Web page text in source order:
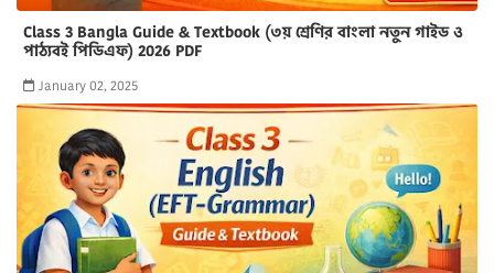
Class 3 Bangla Guide & Textbook (৩য় শ্রেণির বাংলা নতুন গাইড ও
পাঠ্যবই পিডিএফ) 2026 PDF
January 02, 2025